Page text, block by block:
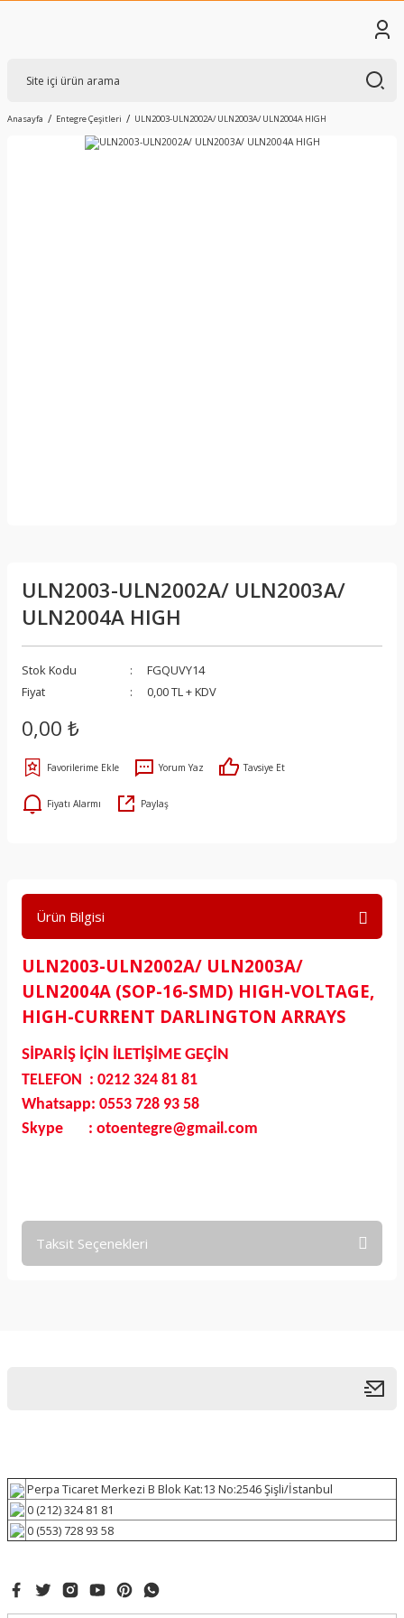
Anasayfa Entegre Çeşitleri ULN2003-ULN2002A/ ULN2003A/ ULN2004A HIGH
ULN2003-ULN2002A/ ULN2003A/
ULN2004A HIGH
Stok Kodu
FGQUVY14
Fiyat
0,00 TL + KDV
0,00 ₺
Yorum Yaz Tavsiye Et
Fiyatı Alarmı Paylaş
Ürün Bilgisi
ULN2003-ULN2002A/ ULN2003A/
ULN2004A (SOP-16-SMD) HIGH-VOLTAGE,
HIGH-CURRENT DARLINGTON ARRAYS
SİPARİŞ İÇİN İLETİŞİME GEÇİN
TELEFON : 0212 324 81 81
Whatsapp: 0553 728 93 58
Skype : otoentegre@gmail.com
Taksit Seçenekleri
Perpa Ticaret Merkezi B Blok Kat:13 No:2546 Şişli/İstanbul
0 (212) 324 81 81
0 (553) 728 93 58